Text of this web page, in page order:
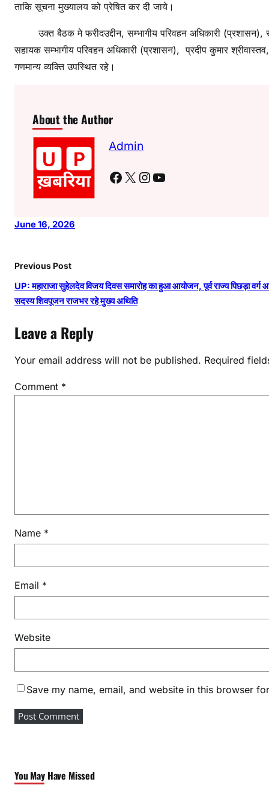
ताकि सूचना मुख्यालय को प्रेषित कर दी जाये।
उक्त बैठक मे फरीदउद्दीन, सम्भागीय परिवहन अधिकारी (प्रशासन),
सहायक सम्भागीय परिवहन अधिकारी (प्रशासन), प्रदीप कुमार
गणमान्य व्यक्ति उपस्थित रहे।
About the Author
Admin
Facebook X Instagram YouTube
June 16, 2026
Previous Post
UP: महाराजा सुहेलदेव विजय दिवस समारोह का हुआ आयोजन, पूर्व राज्य पिछड़ा वर्ग
सदस्य शिवपूजन राजभर रहे मुख्य अथिति
Leave a Reply
Your email address will not be published. Required
Comment *
Name *
Email *
Website
Save my name, email, and website in this browser
You May Have Missed